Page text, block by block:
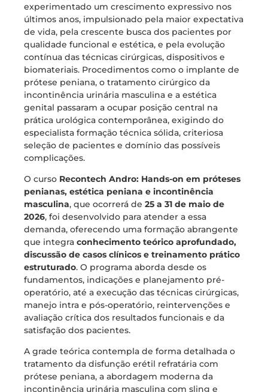
experimentado um crescimento expressivo nos
últimos anos, impulsionado pela maior expectativa
de vida, pela crescente busca dos pacientes por
qualidade funcional e estética, e pela evolução
contínua das técnicas cirúrgicas, dispositivos e
biomateriais. Procedimentos como o implante de
prótese peniana, o tratamento cirúrgico da
incontinência urinária masculina e a estética
genital passaram a ocupar posição central na
prática urológica contemporânea, exigindo do
especialista formação técnica sólida, criteriosa
seleção de pacientes e domínio das possíveis
complicações.
O curso Recontech Andro: Hands-on em próteses
penianas, estética peniana e incontinência
masculina, que ocorrerá de 25 a 31 de maio de
2026, foi desenvolvido para atender a essa
demanda, oferecendo uma formação abrangente
que integra conhecimento teórico aprofundado,
discussão de casos clínicos e treinamento prático
estruturado. O programa aborda desde os
fundamentos, indicações e planejamento pré-
operatório, até a execução das técnicas cirúrgicas,
manejo intra e pós-operatório, reintervenções e
avaliação crítica dos resultados funcionais e da
satisfação dos pacientes.
A grade teórica contempla de forma detalhada o
tratamento da disfunção erétil refratária com
prótese peniana, a abordagem moderna da
incontinência urinária masculina com sling e